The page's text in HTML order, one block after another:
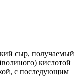
сыр, получаемый
кислотой
с последующим